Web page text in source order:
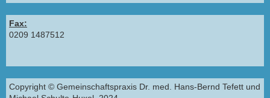
Fax:
0209 1487512
Copyright © Gemeinschaftspraxis Dr. med. Hans-Bernd Tefett und